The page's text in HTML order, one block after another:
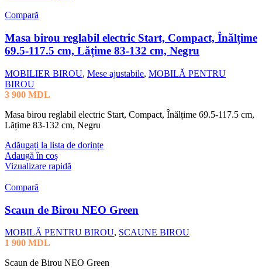
Compară
Masa birou reglabil electric Start, Compact, Înălțime
69.5-117.5 cm, Lățime 83-132 cm, Negru
MOBILIER BIROU, Mese ajustabile, MOBILĂ PENTRU
BIROU
3 900 MDL
Masa birou reglabil electric Start, Compact, Înălțime 69.5-117.5 cm,
Lățime 83-132 cm, Negru
Adăugați la lista de dorințe
Adaugă în coș
Vizualizare rapidă
Compară
Scaun de Birou NEO Green
MOBILĂ PENTRU BIROU, SCAUNE BIROU
1 900 MDL
Scaun de Birou NEO Green